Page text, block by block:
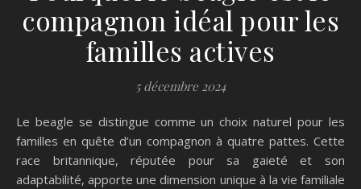
compagnon idéal pour les
familles actives
5 décembre 2024
Le beagle se distingue comme un choix naturel pour les
familles en quête d’un compagnon à quatre pattes. Cette
race britannique, réputée pour sa gaieté et son
adaptabilité, apporte une dimension unique à la vie familiale